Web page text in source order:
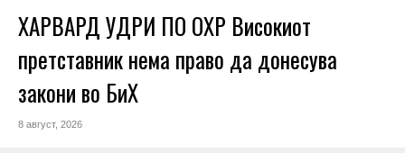
ХАРВАРД УДРИ ПО ОХР Високиот
претставник нема право да донесува
закони во БиХ
8 август, 2026